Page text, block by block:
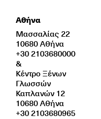
Αθήνα
Μασσαλίας 22
10680 Αθήνα
+30 2103680000
&
Κέντρο Ξένων
Γλωσσών
Καπλανών 12
10680 Αθήνα
+30 2103680965